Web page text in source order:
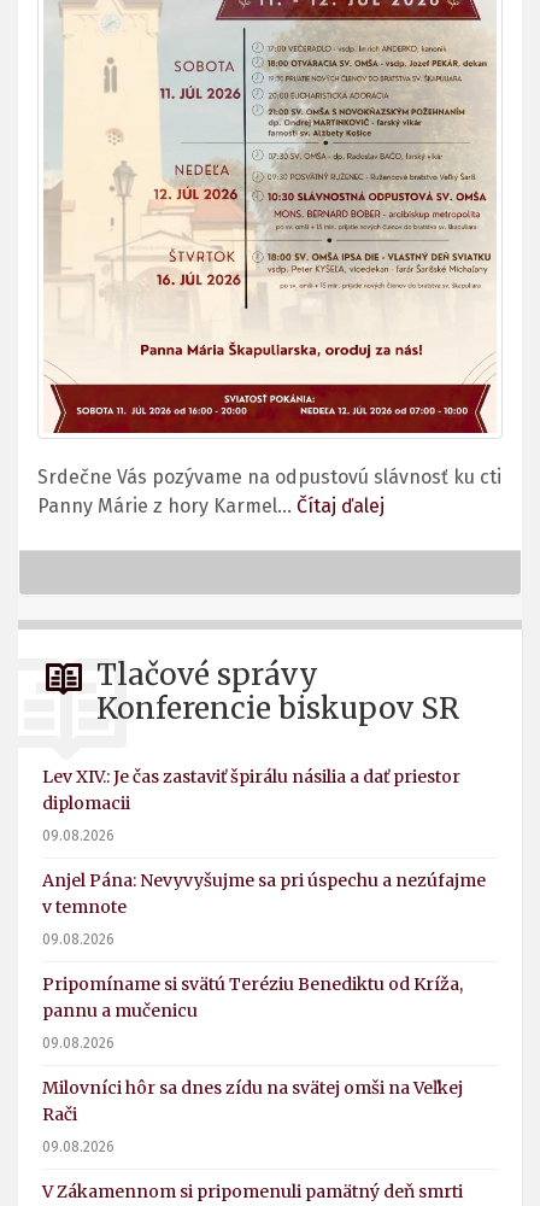
Srdečne Vás pozývame na odpustovú slávnosť ku cti
Panny Márie z hory Karmel... Čítaj ďalej
Tlačové správy
Konferencie biskupov SR
Lev XIV.: Je čas zastaviť špirálu násilia a dať priestor
diplomacii
09.08.2026
Anjel Pána: Nevyvyšujme sa pri úspechu a nezúfajme
v temnote
09.08.2026
Pripomíname si svätú Teréziu Benediktu od Kríža,
pannu a mučenicu
09.08.2026
Milovníci hôr sa dnes zídu na svätej omši na Veľkej
Rači
09.08.2026
V Zákamennom si pripomenuli pamätný deň smrti